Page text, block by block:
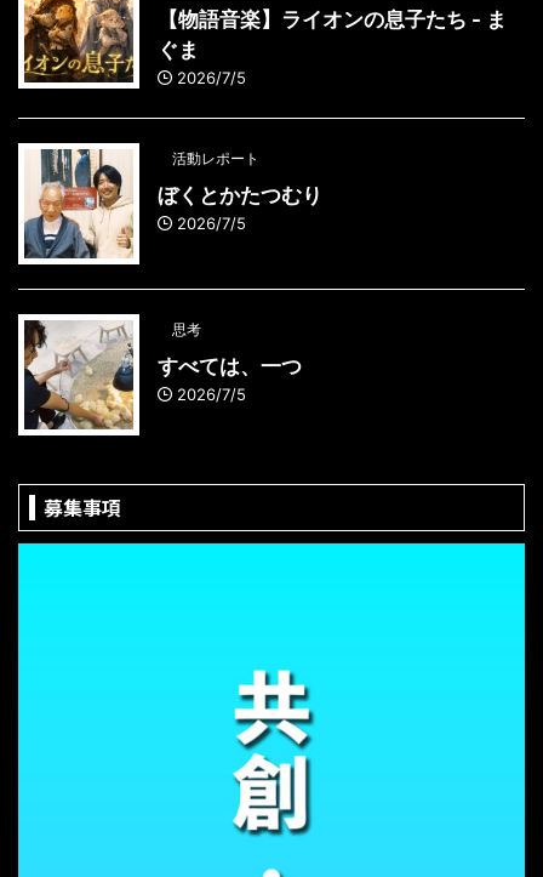
【物語音楽】ライオンの息子たち - ま
ぐま
2026/7/5
活動レポート
ぼくとかたつむり
2026/7/5
思考
すべては、一つ
2026/7/5
募集事項